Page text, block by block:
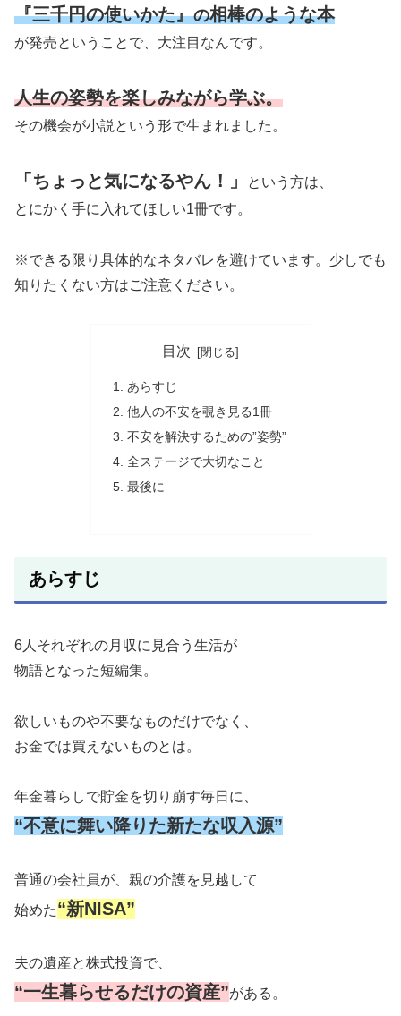
『三千円の使いかた』の相棒のような本
が発売ということで、大注目なんです。
人生の姿勢を楽しみながら学ぶ。
その機会が小説という形で生まれました。
「ちょっと気になるやん ！ 」
という方は、
とにかく手に入れてほしい1冊です。
※できる限り具体的なネタバレを避けています。少しでも
知りたくない方はご注意ください。
目次
あらすじ
他人の不安を覗き見る1冊
不安を解決するための”姿勢”
全ステージで大切なこと
最後に
あらすじ
6人それぞれの月収に見合う生活が
物語となった短編集。
欲しいものや不要なものだけでなく、
お金では買えないものとは。
年金暮らしで貯金を切り崩す毎日に、
“不意に舞い降りた新たな収入源”
普通の会社員が、親の介護を見越して
始めた“新NISA”
夫の遺産と株式投資で、
“一生暮らせるだけの資産”がある。